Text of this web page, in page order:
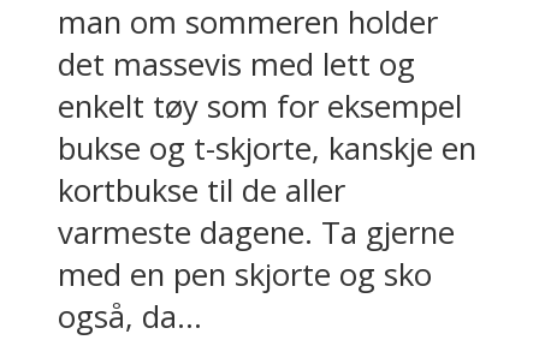
man om sommeren holder
det massevis med lett og
enkelt tøy som for eksempel
bukse og t-skjorte, kanskje en
kortbukse til de aller
varmeste dagene. Ta gjerne
med en pen skjorte og sko
også, da...